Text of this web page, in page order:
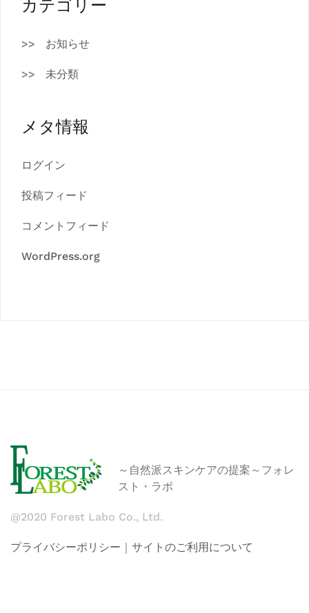
カテゴリー
お知らせ
未分類
メタ情報
ログイン
投稿フィード
コメントフィード
WordPress.org
～自然派スキンケアの提案～フォレ
スト・ラボ
@2020 Forest Labo Co., Ltd.
プライバシーポリシー ｜ サイトのご利用について